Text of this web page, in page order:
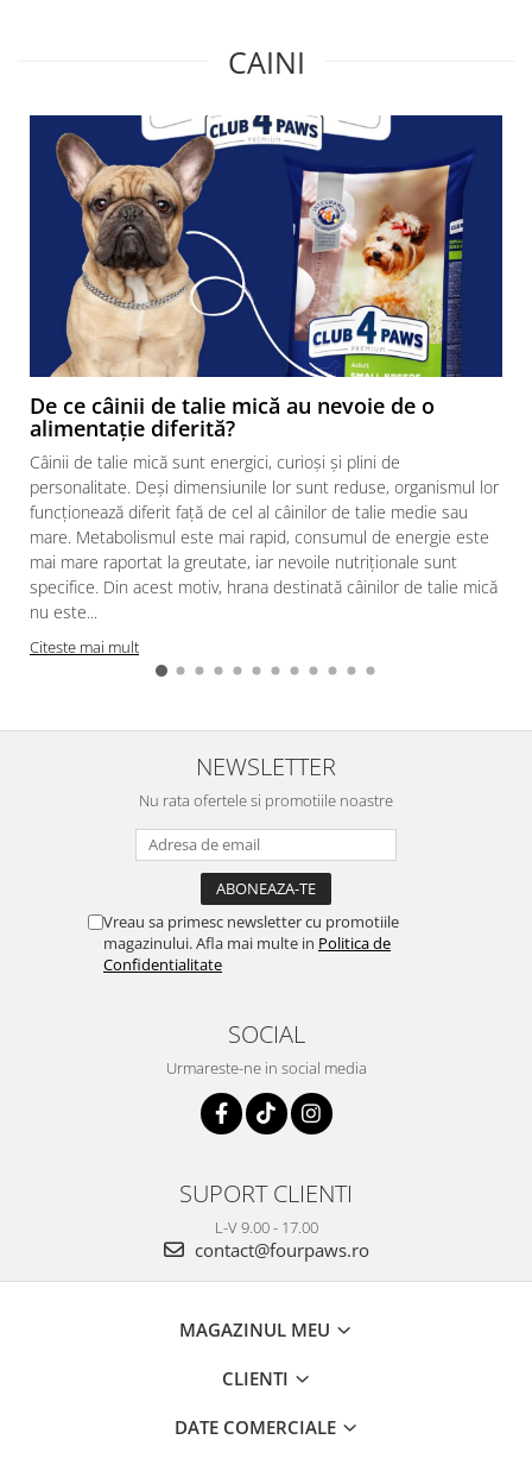
CAINI
De ce câinii de talie mică au nevoie de o
alimentație diferită?
Câinii de talie mică sunt energici, curioși și plini de
personalitate. Deși dimensiunile lor sunt reduse, organismul lor
funcționează diferit față de cel al câinilor de talie medie sau
mare. Metabolismul este mai rapid, consumul de energie este
mai mare raportat la greutate, iar nevoile nutriționale sunt
specifice. Din acest motiv, hrana destinată câinilor de talie mică
nu este...
Citeste mai mult
NEWSLETTER
Nu rata ofertele si promotiile noastre
Vreau sa primesc newsletter cu promotiile
magazinului. Afla mai multe in Politica de
Confidentialitate
SOCIAL
Urmareste-ne in social media
SUPORT CLIENTI
L-V 9.00 - 17.00
contact@fourpaws.ro
MAGAZINUL MEU
CLIENTI
DATE COMERCIALE